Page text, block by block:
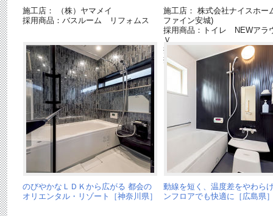
施工店： （株）ヤマメイ
採用商品：バスルーム リフォムス
施工店： 株式会社ナイスホー
ファイン安城)
採用商品：トイレ NEWアラ
Ｖ
採用商品：バスルーム オフ
採用商品：洗面ドレッシング
イン
のびやかなＬＤＫから広がる 都会の
オリエンタル・リゾート［神奈川県］
動線を短く、温度差をやわら
ンフロアでも快適に［広島県